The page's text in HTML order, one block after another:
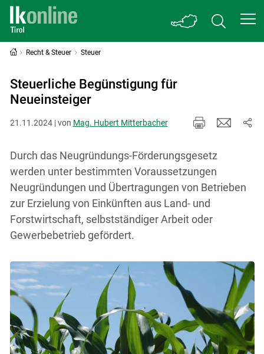
Recht & Steuer Steuer
Steuerliche Begünstigung für
Neueinsteiger
21.11.2024 | von Mag. Hubert Mitterbacher
Durch das Neugründungs-Förderungsgesetz
werden unter bestimmten Voraussetzungen
Neugründungen und Übertragungen von Betrieben
zur Erzielung von Einkünften aus Land- und
Forstwirtschaft, selbstständiger Arbeit oder
Gewerbebetrieb gefördert.